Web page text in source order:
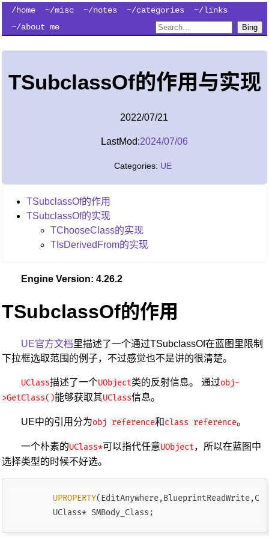
/home ~/misc ~/notes ~/categories
~/links
~/about me
Bing
TSubclassOf的作用与实现
2022/07/21
LastMod:2024/07/06
Categories: UE
TSubclassOf的作用
TSubclassOf的实现
TChooseClass的实现
TIsDerivedFrom的实现
Engine Version: 4.26.2
TSubclassOf的作用
UE官方文档里描述了一个通过TSubclassOf在蓝图里限制
下拉框选取范围的例子，不过感觉也不是讲的很清楚。
UClass描述了一个UObject类的反射信息。 通过obj-
>GetClass()能够获取其UClass信息。
UE中的引用分为obj reference和class reference。
一个朴素的UClass*可以指代任意UObject，所以在蓝图中
选择类型的时候不好选。
UPROPERTY